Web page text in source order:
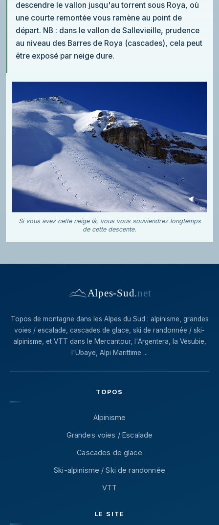
descendre le vallon jusqu'au torrent sous Roya, où
une courte remontée vous ramène au point de
départ. NB : dans le vallon de Sallevieille, prudence
au niveau des Barres de Roya (cascades), cela peut
être exposé par neige dure.
Si vous avez cette neige là, vous vous souviendrez longtemps
de cette descente.
Alpes-Sud.net
Topos de montagne dans les Alpes du Sud : alpinisme, grandes
voies / escalade, cascades de glace, ski de randonnée / ski-
alpinisme, et VTT dans le Mercantour, l'Argentera, la Vésubie,
l'Ubaye, Alpi Marittime ...
TOPOS
Alpinisme
Grandes voies / Escalade
Cascades de glace
Ski-alpinisme / Ski de randonnée
VTT
LE SITE